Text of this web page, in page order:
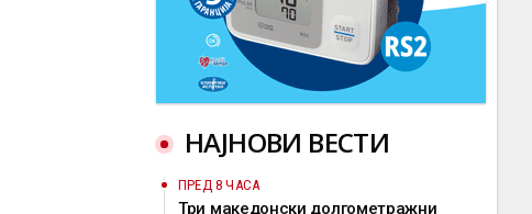
НАЈНОВИ ВЕСТИ
ПРЕД 8 ЧАСА
Три македонски долгометражни